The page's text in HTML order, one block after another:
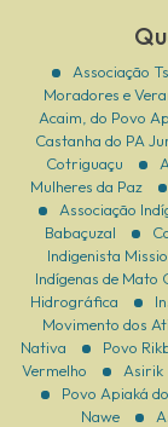
Associação
Moradores e
Acaim, do Povo
Castanha do PA
Cotriguaçu
Mulheres da Paz
Associação
Babaçuzal
Indigenista
Indígenas de Mato
Hidrográfica
Movimento dos
Nativa
Povo
Vermelho
Asirik
Povo Apiaká
Nawe